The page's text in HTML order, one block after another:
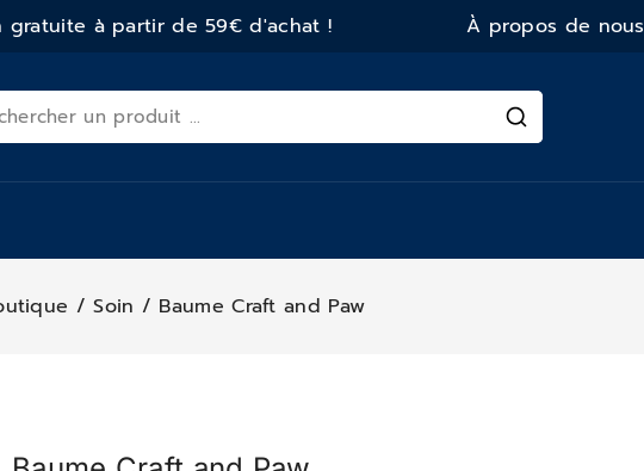
gratuite à partir de 59€ d'achat ! À propos de nous
/ Soin / Baume Craft and Paw